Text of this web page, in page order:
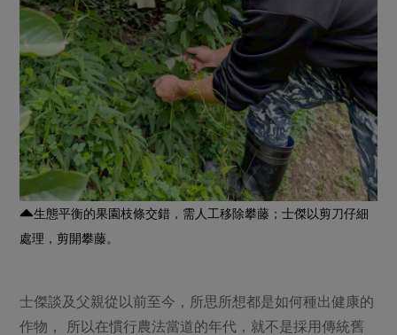
生態平衡的果園枝條交錯，需人工移除攀藤；士傑以剪刀仔細
處理，剪開攀藤。
士傑談及父親從以前至今，所思所想都是如何種出健康的
作物， 所以在慣行農法當道的年代，就不是採用傳統舊